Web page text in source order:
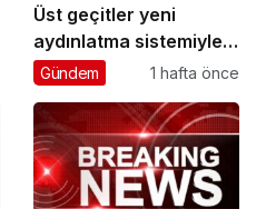
Üst geçitler yeni
aydınlatma sistemiyle
daha güvenli
Gündem 1 hafta önce